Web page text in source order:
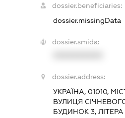
dossier.beneficiaries:
dossier.missingData
dossier.smida:
dossier.address:
УКРАЇНА, 01010,
ВУЛИЦЯ
БУДИНОК 3, ЛІТЕРА